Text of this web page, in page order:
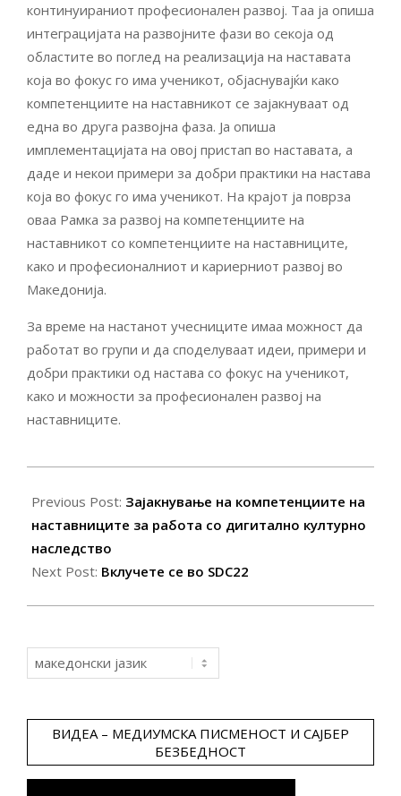
континуираниот професионален развој. Таа ја опиша
интеграцијата на развојните фази во секоја од
областите во поглед на реализација на наставата
која во фокус го има ученикот, објаснувајќи како
компетенциите на наставникот се зајакнуваат од
една во друга развојна фаза. Ја опиша
имплементацијата на овој пристап во наставата, а
даде и некои примери за добри практики на настава
која во фокус го има ученикот. На крајот ја поврза
оваа Рамка за развој на компетенциите на
наставникот со компетенциите на наставниците,
како и професионалниот и кариерниот развој во
Македонија.
За време на настанот учесниците имаа можност да
работат во групи и да споделуваат идеи, примери и
добри практики од настава со фокус на ученикот,
како и можности за професионален развој на
наставниците.
01-
21
Previous Post: Зајакнување на компетенциите на
наставниците за работа со дигитално културно
наследство
Next Post: Вклучете се во SDC22
a
ВИДЕА – МЕДИУМСКА ПИСМЕНОСТ И САЈБЕР
БЕЗБЕДНОСТ